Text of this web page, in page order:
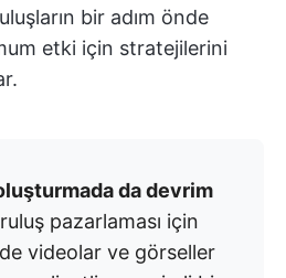
bir adım önde
etki için stratejilerini
da devrim
pazarlaması için
videolar ve görseller